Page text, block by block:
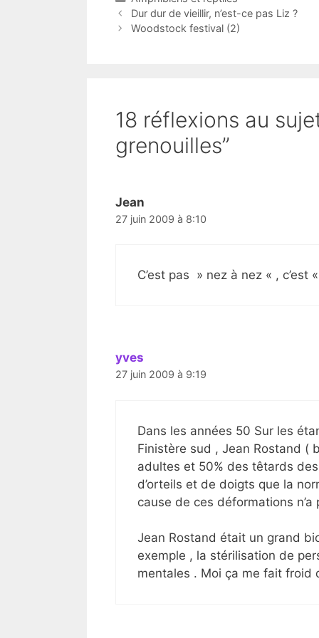
Dur dur de vieillir, n’est-ce pas Liz ?
Woodstock festival (2)
18 réflexions au
grenouilles”
Jean
27 juin 2009 à 8:10
C’est pas » nez à nez « , c’est
yves
27 juin 2009 à 9:19
Dans les années 50 Sur les
Finistère sud , Jean Rostand (
adultes et 50% des têtards
d’orteils et de doigts que la
cause de ces déformations
Jean Rostand était un grand
exemple , la stérilisation de
mentales . Moi ça me fait froid